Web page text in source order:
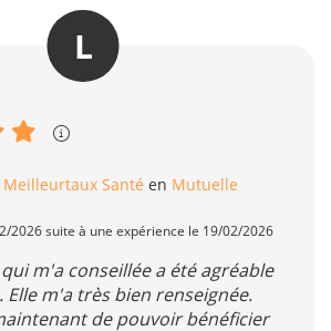
L
Meilleurtaux Santé en Mutuelle
2026 suite à une expérience le 19/02/2026
m'a conseillée a été agréable
Elle m'a très bien renseignée.
de pouvoir bénéficier